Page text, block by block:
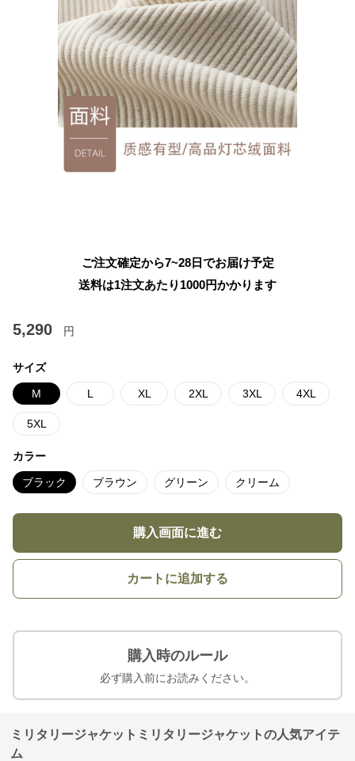
ご注文確定から7~28日でお届け予定
送料は1注文あたり 1000円かかります
5,290 円
サイズ
M L XL 2XL 3XL 4XL
5XL
カラー
ブラック ブラウン グリーン クリーム
購入画面に進む
カートに追加する
購入時のルール
必ず購入前にお読みください。
ミリタリージャケットミリタリージャケットの人気アイテ
ム